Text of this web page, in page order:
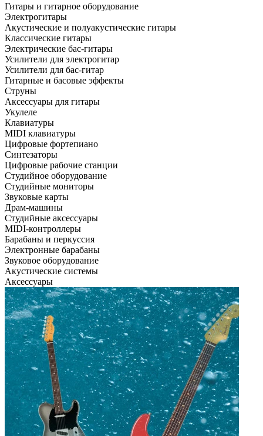
Гитары и гитарное оборудование
Электрогитары
Акустические и полуакустические гитары
Классические гитары
Электрические бас-гитары
Усилители для электрогитар
Усилители для бас-гитар
Гитарные и басовые эффекты
Струны
Аксессуары для гитары
Укулеле
Клавиатуры
MIDI клавиатуры
Цифровые фортепиано
Синтезаторы
Цифровые рабочие станции
Студийное оборудование
Студийные мониторы
Звуковые карты
Драм-машины
Студийные аксессуары
MIDI-контроллеры
Барабаны и перкуссия
Электронные барабаны
Звуковое оборудование
Акустические системы
Аксессуары